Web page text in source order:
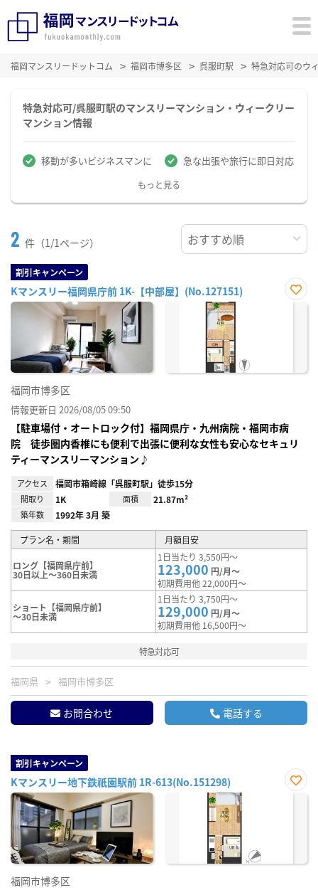
福岡マンスリードットコム 福岡市博多区 呉服町駅 特急対応可のウ
特急対応可/呉服町駅のマンスリーマンション・ウィークリー
マンション情報
移動が多いビジネスマンに 急な出張や旅行に即日対応
もっと見る
2 件（1/1ページ）
割引キャンペーン
Kマンスリー福岡県庁前 1K-【中部屋】(No.127151)
お気
福岡市博多区
情報更新日 2026/08/05 09:50
【駐車場付・オートロック付】福岡県庁・九州病院・福岡市病
院 徒歩圏内香椎にも便利で出張に便利な女性も安心なセキュリ
ティーマンスリーマンション♪
アクセス 福岡市箱崎線「呉服町駅」徒歩15分
間取り 1K 面積 21.87m²
築年数 1992年 3月 築
プラン名・期間 月額目安
ロング【福岡県庁前】
30日以上～360日未満
1日当たり 3,550円～
123,000 円/月～
初期費用他 22,000円～
ショート【福岡県庁前】
～30日未満
1日当たり 3,750円～
129,000 円/月～
初期費用他 16,500円～
特急対応可
福岡県 福岡市博多区
お問合わせ 電話する
割引キャンペーン
Kマンスリー地下鉄祇園駅前 1R-613(No.151298)
お気
福岡市博多区